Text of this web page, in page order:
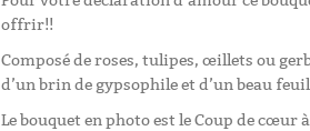
offrir!!
Composé de roses, tulipes, œillets ou
d’un brin de gypsophile et d’un beau
Le bouquet en photo est le Coup de cœur